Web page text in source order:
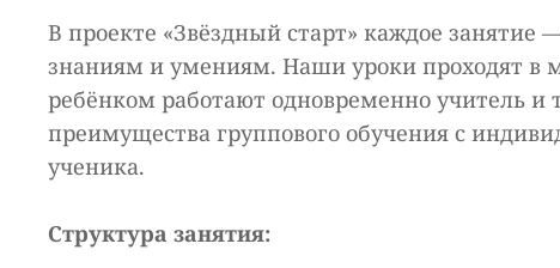
В проекте «Звёздный старт» каждое
знаниям и умениям. Наши уроки проходят в
ребёнком работают одновременно учитель и
преимущества группового обучения с
ученика.
Структура занятия: